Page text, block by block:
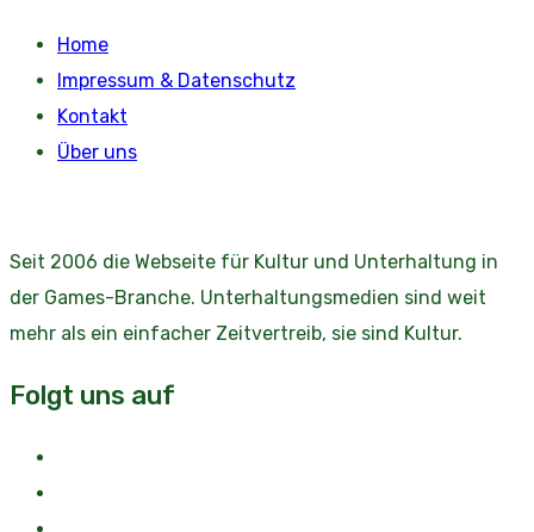
Home
Impressum & Datenschutz
Kontakt
Über uns
Seit 2006 die Webseite für Kultur und Unterhaltung in
der Games-Branche. Unterhaltungsmedien sind weit
mehr als ein einfacher Zeitvertreib, sie sind Kultur.
Folgt uns auf